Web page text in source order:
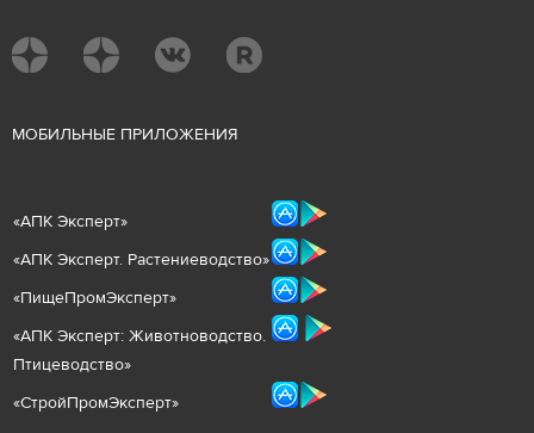
МОБИЛЬНЫЕ ПРИЛОЖЕНИЯ
«АПК Эксперт»
«АПК Эксперт. Растениеводство»
«ПищеПромЭксперт»
«АПК Эксперт: Животноводство.
Птицеводство»
«СтройПромЭксперт»